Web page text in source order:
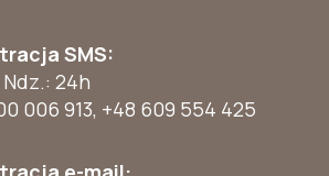
SMS:
24h
006 913, +48 609 554 425